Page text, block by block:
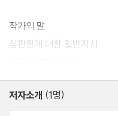
작가의 말
심판원에 대한 일반지시
저자소개 (1명)